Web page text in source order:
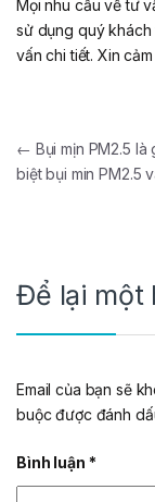
Mọi nhu cầu về tư
sử dụng quý
vấn chi tiết. Xin cảm
Điều hướng
← Bụi mịn PM2.5 là
biệt bụi min PM2.5
Để lại một
Email của bạn sẽ
buộc được đánh
Bình luận *